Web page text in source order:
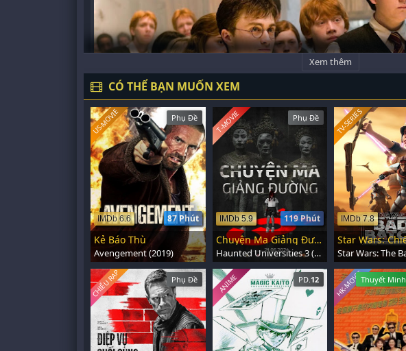
Xem thêm
CÓ THỂ BẠN MUỐN XEM
Phụ Đề
87 Phút
IMDb 6.6
US-MOVIE
Kẻ Báo Thù
Avengement (2019)
Phụ Đề
119 Phút
IMDb 5.9
T-MOVIE
Chuyện Ma Giảng Đường Năm 3
Haunted Universities 3 (2024)
IMDb 7.8
TV-SERIES
Phụ Đề
CHIẾU RẠP PD. 12
ANIME Thuyết Minh
HK-MOVIE